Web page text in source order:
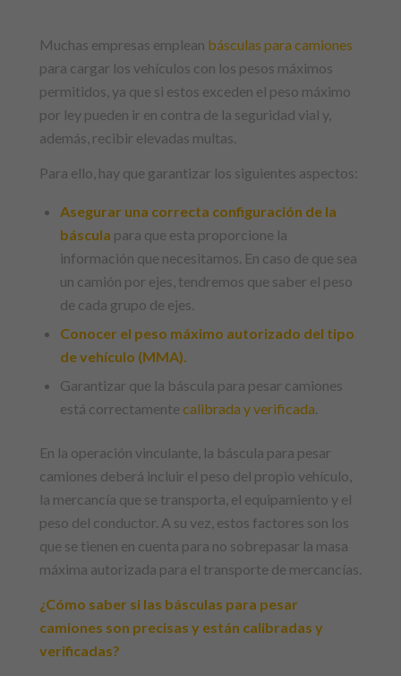
Muchas empresas emplean básculas para camiones
para cargar los vehículos con los pesos máximos
permitidos, ya que si estos exceden el peso máximo
por ley pueden ir en contra de la seguridad vial y,
además, recibir elevadas multas.
Para ello, hay que garantizar los siguientes aspectos:
Asegurar una correcta configuración de la
báscula para que esta proporcione la
información que necesitamos. En caso de que sea
un camión por ejes, tendremos que saber el peso
de cada grupo de ejes.
Conocer el peso máximo autorizado del tipo
de vehículo (MMA).
Garantizar que la báscula para pesar camiones
está correctamente calibrada y verificada
En la operación vinculante, la báscula para pesar
camiones deberá incluir el peso del propio vehículo,
la mercancía que se transporta, el equipamiento y el
peso del conductor. A su vez, estos factores son los
que se tienen en cuenta para no sobrepasar la masa
máxima autorizada para el transporte de mercancías.
¿Cómo saber si las básculas para pesar
camiones son precisas y están calibradas y
verificadas?